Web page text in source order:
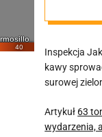
Inspekcja
kawy
surowej
Artykuł 63
wydarzenia,